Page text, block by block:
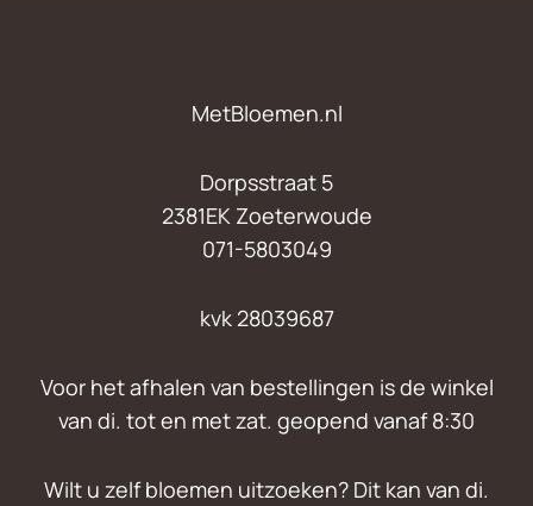
MetBloemen.nl
Dorpsstraat 5
2381EK Zoeterwoude
071-5803049
kvk 28039687
Voor het afhalen van bestellingen is de winkel
van di. tot en met zat. geopend vanaf 8:30
Wilt u zelf bloemen uitzoeken? Dit kan van di.